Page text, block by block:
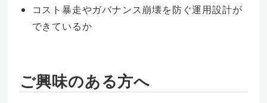
コスト暴走やガバナンス崩壊を防ぐ運用設計が
できているか
ご興味のある方へ